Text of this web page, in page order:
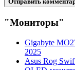
"Мониторы"
Gigabyte
2025
Asus Rog